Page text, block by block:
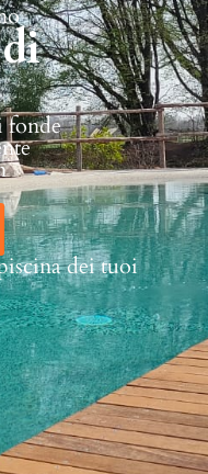
fonde
dei tuoi